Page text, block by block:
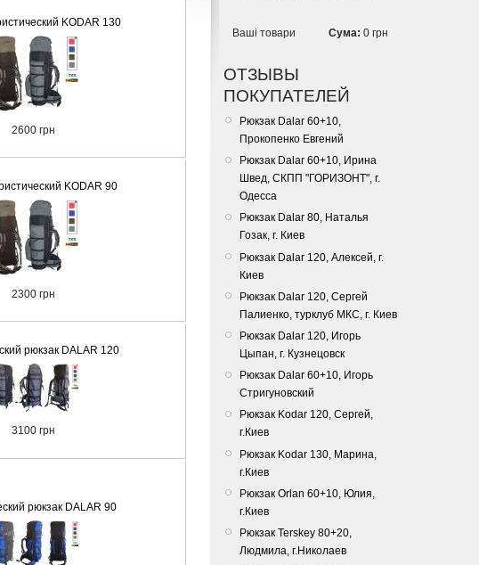
KODAR 130
2600 грн
KODAR 90
2300 грн
рюкзак DALAR 120
3100 грн
рюкзак DALAR 90
Ваші товари Сума: 0 грн
ОТЗЫВЫ
ПОКУПАТЕЛЕЙ
Рюкзак Dalar 60+10,
Прокопенко Евгений
Рюкзак Dalar 60+10, Ирина
Швед, СКПП "ГОРИЗОНТ", г.
Одесса
Рюкзак Dalar 80, Наталья
Гозак, г. Киев
Рюкзак Dalar 120, Алексей, г.
Киев
Рюкзак Dalar 120, Сергей
Палиенко, турклуб МКС, г. Киев
Рюкзак Dalar 120, Игорь
Цыпан, г. Кузнецовск
Рюкзак Dalar 60+10, Игорь
Стригуновский
Рюкзак Kodar 120, Сергей,
г.Киев
Рюкзак Kodar 130, Марина,
г.Киев
Рюкзак Orlan 60+10, Юлия,
г.Киев
Рюкзак Terskey 80+20,
Людмила, г.Николаев